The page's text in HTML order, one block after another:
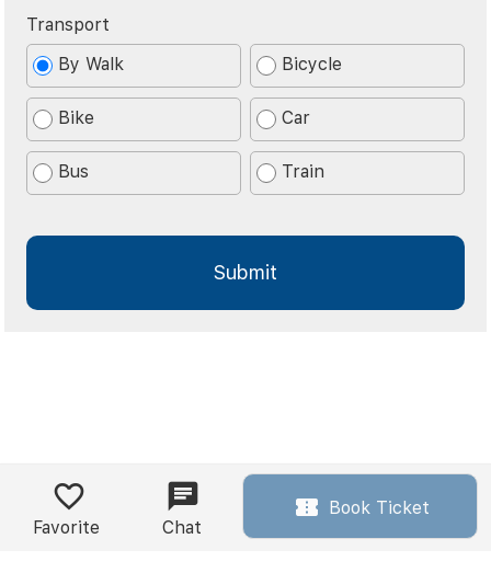
Transport
By Walk
Bicycle
Bike Car
Bus Train
Favorite Chat
Book Ticket